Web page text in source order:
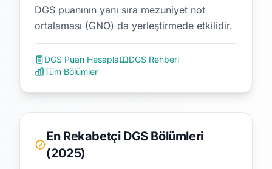
DGS puanının yanı sıra mezuniyet not
ortalaması (GNO) da yerleştirmede etkilidir.
DGS Puan Hesapla
DGS Rehberi
Tüm Bölümler
En Rekabetçi DGS Bölümleri
(2025)